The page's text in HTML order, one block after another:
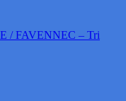
/ FAVENNEC – Tri